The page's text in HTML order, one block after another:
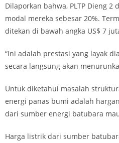
Dilaporkan bahwa, PLTP Dieng
modal mereka sebesar 20%.
ditekan di bawah angka US$ 7
“Ini adalah prestasi yang layak
secara langsung akan
Untuk diketahui masalah
energi panas bumi adalah
dari sumber energi batubara
Harga listrik dari sumber